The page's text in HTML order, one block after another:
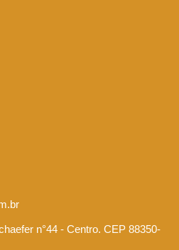
n°44 - Centro. CEP 88350-